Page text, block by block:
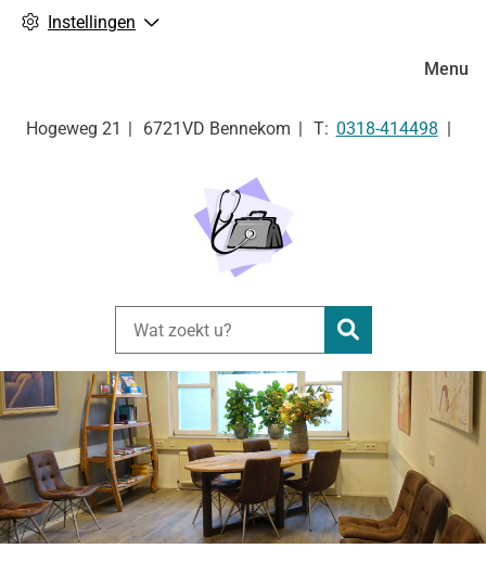
Instellingen
Hogeweg 21 6721VD Bennekom Tel:
0318-414498
Zoeken
Menu